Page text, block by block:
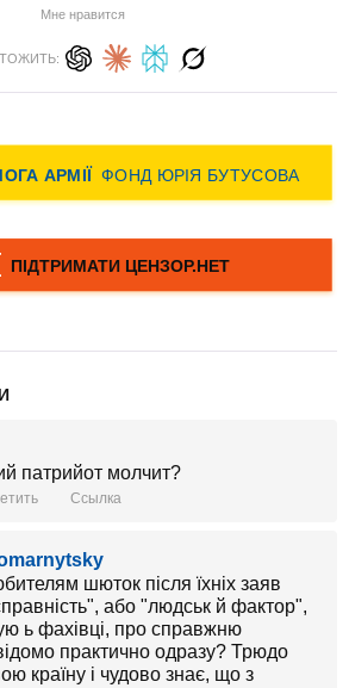
Мне нравится
патрийот молчит?
Ссылка
шюток після їхніх заяв
або "людськ й фактор",
ь фахівці, про справжню
практично одразу? Трюдо
країну і чудово знає, що з